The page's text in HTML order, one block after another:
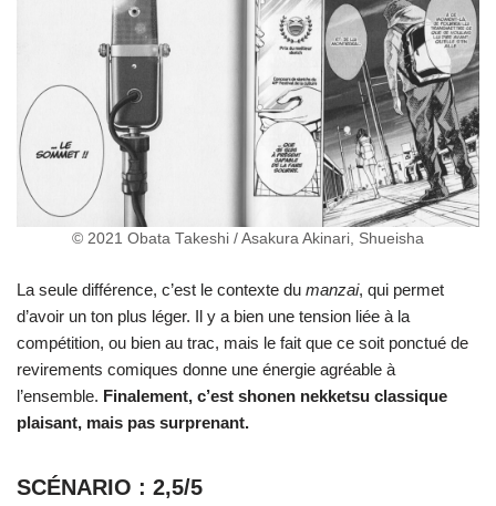
© 2021 Obata Takeshi / Asakura Akinari, Shueisha
La seule différence, c’est le contexte du manzai, qui permet
d’avoir un ton plus léger. Il y a bien une tension liée à la
compétition, ou bien au trac, mais le fait que ce soit ponctué de
revirements comiques donne une énergie agréable à
l’ensemble. Finalement, c’est shonen nekketsu classique
plaisant, mais pas surprenant.
SCÉNARIO : 2,5/5